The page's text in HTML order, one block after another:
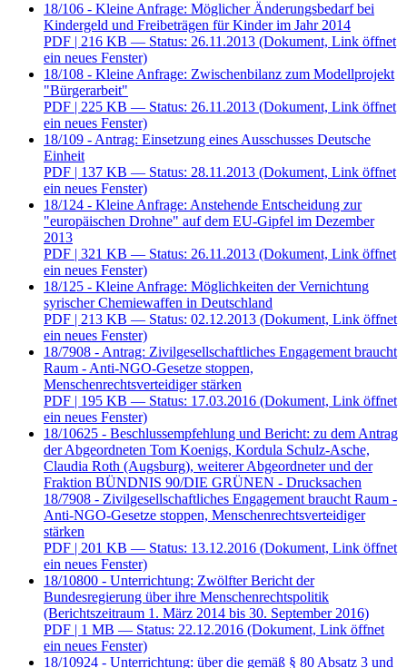
18/106 - Kleine Anfrage: Möglicher Änderungsbedarf bei
Kindergeld und Freibeträgen für Kinder im Jahr 2014
PDF | 216 KB — Status: 26.11.2013 (Dokument, Link öffnet
ein neues Fenster)
18/108 - Kleine Anfrage: Zwischenbilanz zum Modellprojekt
"Bürgerarbeit"
PDF | 225 KB — Status: 26.11.2013 (Dokument, Link öffnet
ein neues Fenster)
18/109 - Antrag: Einsetzung eines Ausschusses Deutsche
Einheit
PDF | 137 KB — Status: 28.11.2013 (Dokument, Link öffnet
ein neues Fenster)
18/124 - Kleine Anfrage: Anstehende Entscheidung zur
"europäischen Drohne" auf dem EU-Gipfel im Dezember
2013
PDF | 321 KB — Status: 26.11.2013 (Dokument, Link öffnet
ein neues Fenster)
18/125 - Kleine Anfrage: Möglichkeiten der Vernichtung
syrischer Chemiewaffen in Deutschland
PDF | 213 KB — Status: 02.12.2013 (Dokument, Link öffnet
ein neues Fenster)
18/7908 - Antrag: Zivilgesellschaftliches Engagement braucht
Raum - Anti-NGO-Gesetze stoppen,
Menschenrechtsverteidiger stärken
PDF | 195 KB — Status: 17.03.2016 (Dokument, Link öffnet
ein neues Fenster)
18/10625 - Beschlussempfehlung und Bericht: zu dem Antrag
der Abgeordneten Tom Koenigs, Kordula Schulz-Asche,
Claudia Roth (Augsburg), weiterer Abgeordneter und der
Fraktion BÜNDNIS 90/DIE GRÜNEN - Drucksachen
18/7908 - Zivilgesellschaftliches Engagement braucht Raum -
Anti-NGO-Gesetze stoppen, Menschenrechtsverteidiger
stärken
PDF | 201 KB — Status: 13.12.2016 (Dokument, Link öffnet
ein neues Fenster)
18/10800 - Unterrichtung: Zwölfter Bericht der
Bundesregierung über ihre Menschenrechtspolitik
(Berichtszeitraum 1. März 2014 bis 30. September 2016)
PDF | 1 MB — Status: 22.12.2016 (Dokument, Link öffnet
ein neues Fenster)
18/10924 - Unterrichtung: über die gemäß § 80 Absatz 3 und